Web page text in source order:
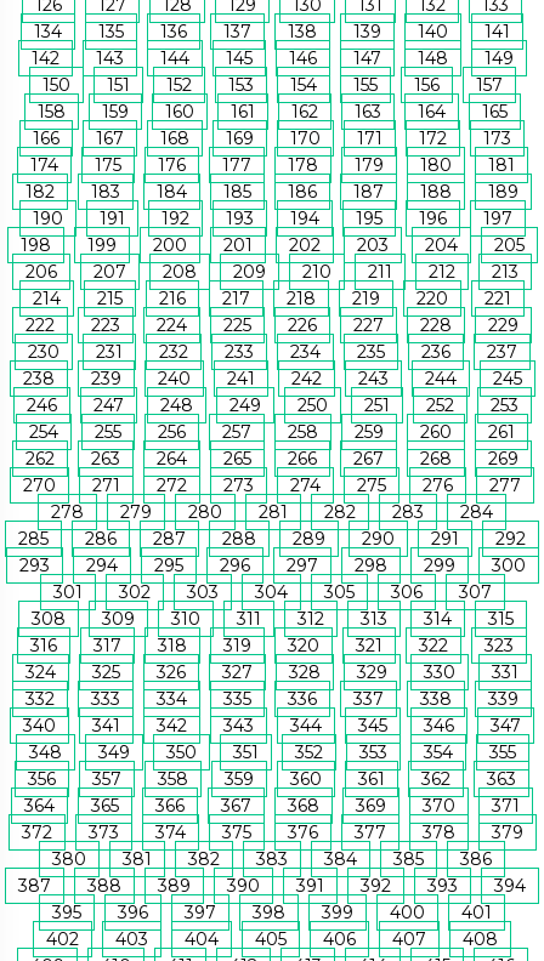
126
127 128 129 130 131 132
133
134
135 136 137 138 139 140
141
142
143 144 145 146 147 148
149
150
151 152 153 154 155 156
157
158
159 160 161 162 163 164
165
166
167 168 169 170 171 172
173
174
175 176 177 178 179 180
181
182
183 184 185 186 187 188
189
190
191 192 193 194 195 196
197
198
199 200 201 202 203 204
205
206
207 208 209 210 211 212
213
214
215 216 217 218 219 220
221
222
223 224 225 226 227 228
229
230
231 232 233 234 235 236
237
238
239 240 241 242 243 244
245
246
247 248 249 250 251 252
253
254
255 256 257 258 259 260
261
262
263 264 265 266 267 268
269
270
271 272 273 274 275 276
277
278
279 280 281 282 283
284
285
286 287 288 289 290 291
292
293
294 295 296 297 298 299
300
301
302 303 304 305 306
307
308
309 310 311 312 313 314
315
316
317 318 319 320 321 322
323
324
325 326 327 328 329 330
331
332
333 334 335 336 337 338
339
340
341 342 343 344 345 346
347
348
349 350 351 352 353 354
355
356
357 358 359 360 361 362
363
364
365 366 367 368 369 370
371
372
373 374 375 376 377 378
379
380
381 382 383 384 385
386
387
388 389 390 391 392 393
394
395
396 397 398 399 400
401
402
403 404 405 406 407
408